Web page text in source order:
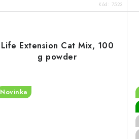
Kód: 7523
Life Extension Cat Mix, 100
g powder
Novinka